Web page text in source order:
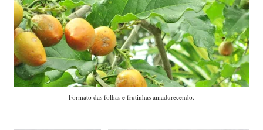
Formato das folhas e frutinhas amadurecendo.